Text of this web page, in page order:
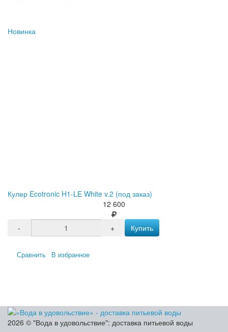
Новинка
Кулер Ecotronic H1-LE White v.2 (под заказ)
12 600
- + Купить
Сравнить В избранное
2026 © "Вода в удовольствие": доставка питьевой воды